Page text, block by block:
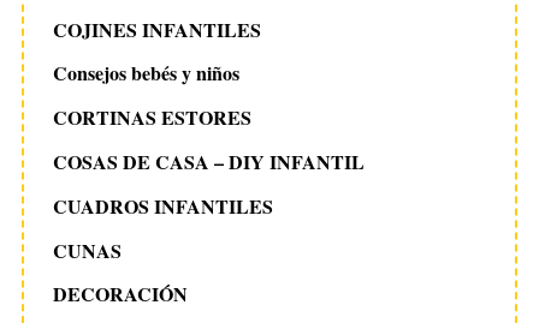
COJINES INFANTILES
Consejos bebés y niños
CORTINAS ESTORES
COSAS DE CASA – DIY INFANTIL
CUADROS INFANTILES
CUNAS
DECORACIÓN
S
a
c
h
o